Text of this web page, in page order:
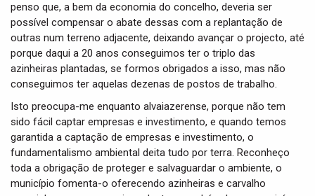
penso que, a bem da economia do concelho, deveria ser
possível compensar o abate dessas com a replantação de
outras num terreno adjacente, deixando avançar o projecto, até
porque daqui a 20 anos conseguimos ter o triplo das
azinheiras plantadas, se formos obrigados a isso, mas não
conseguimos ter aquelas dezenas de postos de trabalho.
Isto preocupa-me enquanto alvaiazerense, porque não tem
sido fácil captar empresas e investimento, e quando temos
garantida a captação de empresas e investimento, o
fundamentalismo ambiental deita tudo por terra. Reconheço
toda a obrigação de proteger e salvaguardar o ambiente, o
município fomenta-o oferecendo azinheiras e carvalho